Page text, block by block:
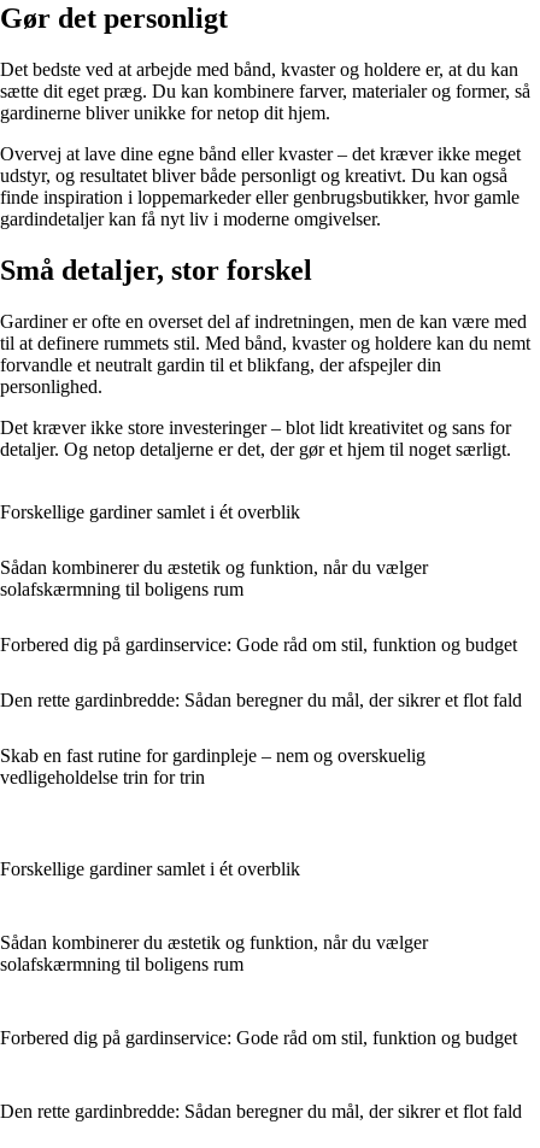
Gør det personligt
Det bedste ved at arbejde med bånd, kvaster og holdere er, at du kan
sætte dit eget præg. Du kan kombinere farver, materialer og former, så
gardinerne bliver unikke for netop dit hjem.
Overvej at lave dine egne bånd eller kvaster – det kræver ikke meget
udstyr, og resultatet bliver både personligt og kreativt. Du kan også
finde inspiration i loppemarkeder eller genbrugsbutikker, hvor gamle
gardindetaljer kan få nyt liv i moderne omgivelser.
Små detaljer, stor forskel
Gardiner er ofte en overset del af indretningen, men de kan være med
til at definere rummets stil. Med bånd, kvaster og holdere kan du nemt
forvandle et neutralt gardin til et blikfang, der afspejler din
personlighed.
Det kræver ikke store investeringer – blot lidt kreativitet og sans for
detaljer. Og netop detaljerne er det, der gør et hjem til noget særligt.
Forskellige gardiner samlet i ét overblik
Sådan kombinerer du æstetik og funktion, når du vælger
solafskærmning til boligens rum
Forbered dig på gardinservice: Gode råd om stil, funktion og budget
Den rette gardinbredde: Sådan beregner du mål, der sikrer et flot fald
Skab en fast rutine for gardinpleje – nem og overskuelig
vedligeholdelse trin for trin
Forskellige gardiner samlet i ét overblik
Sådan kombinerer du æstetik og funktion, når du vælger
solafskærmning til boligens rum
Forbered dig på gardinservice: Gode råd om stil, funktion og budget
Den rette gardinbredde: Sådan beregner du mål, der sikrer et flot fald